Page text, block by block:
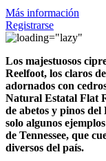
Más información
Registrarse
Los majestuosos
Reelfoot, los claros
adornados con
Natural Estatal Flat
de abetos y pinos
solo algunos
de Tennessee, que
diversos del país.